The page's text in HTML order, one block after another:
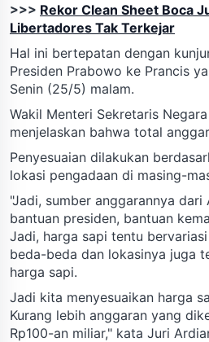
>>> Rekor Clean Sheet Boca
Libertadores Tak Terkejar
Hal ini bertepatan dengan
Presiden Prabowo ke Prancis
Senin (25/5) malam.
Wakil Menteri Sekretaris
menjelaskan bahwa total
Penyesuaian dilakukan
lokasi pengadaan di masing-
"Jadi, sumber anggarannya dari
bantuan presiden, bantuan
Jadi, harga sapi tentu
beda-beda dan lokasinya juga
harga sapi.
Jadi kita menyesuaikan harga
Kurang lebih anggaran yang
Rp100-an miliar," kata Juri